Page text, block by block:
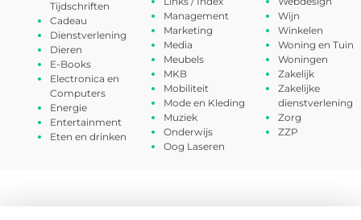
Tijdschriften
Cadeau
Dienstverlening
Dieren
E-Books
Electronica en
Computers
Energie
Entertainment
Eten en drinken
Management
Marketing
Media
Meubels
MKB
Mobiliteit
Mode en Kleding
Muziek
Onderwijs
Oog Laseren
Wijn
Winkelen
Woning en Tuin
Woningen
Zakelijk
Zakelijke
dienstverlening
Zorg
ZZP